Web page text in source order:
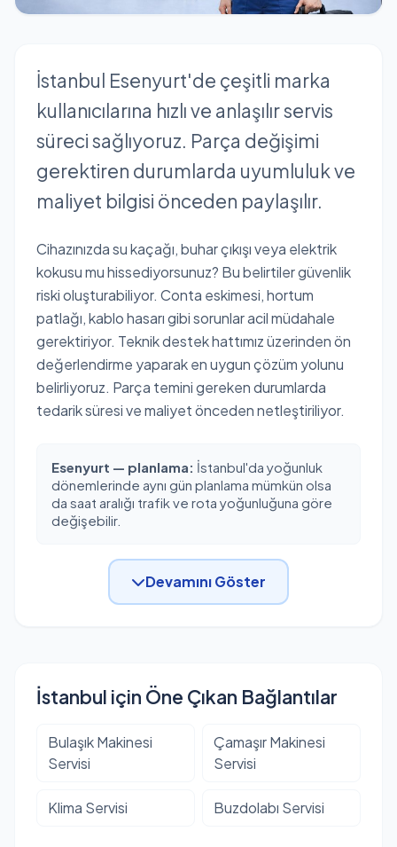
İstanbul Esenyurt'de çeşitli marka
kullanıcılarına hızlı ve anlaşılır servis
süreci sağlıyoruz. Parça değişimi
gerektiren durumlarda uyumluluk ve
maliyet bilgisi önceden paylaşılır.
Cihazınızda su kaçağı, buhar çıkışı veya elektrik
kokusu mu hissediyorsunuz? Bu belirtiler güvenlik
riski oluşturabiliyor. Conta eskimesi, hortum
patlağı, kablo hasarı gibi sorunlar acil müdahale
gerektiriyor. Teknik destek hattımız üzerinden ön
değerlendirme yaparak en uygun çözüm yolunu
belirliyoruz. Parça temini gereken durumlarda
tedarik süresi ve maliyet önceden netleştiriliyor.
Esenyurt — planlama: İstanbul'da yoğunluk
dönemlerinde aynı gün planlama mümkün olsa
da saat aralığı trafik ve rota yoğunluğuna göre
değişebilir.
Devamını Göster
İstanbul için Öne Çıkan Bağlantılar
Bulaşık Makinesi
Servisi
Çamaşır Makinesi
Servisi
Klima Servisi Buzdolabı Servisi